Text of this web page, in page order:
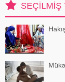
SEÇILMIŞ